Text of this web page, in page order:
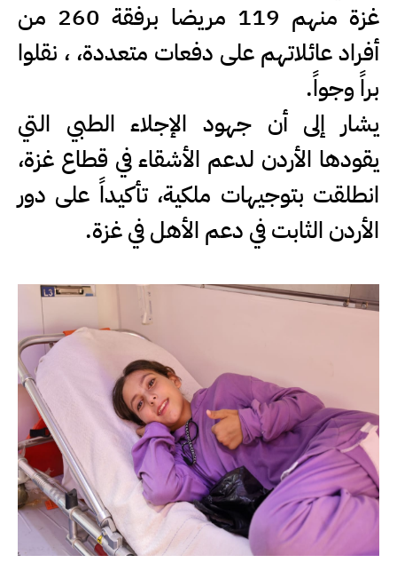
غزة منهم 119 مريضا برفقة 260 من
أفراد عائلاتهم على دفعات متعددة، ، نقلوا
براً وجواً.
يشار إلى أن جهود الإجلاء الطبي التي
يقودها الأردن لدعم الأشقاء في قطاع غزة،
انطلقت بتوجيهات ملكية، تأكيداً على دور
الأردن الثابت في دعم الأهل في غزة.